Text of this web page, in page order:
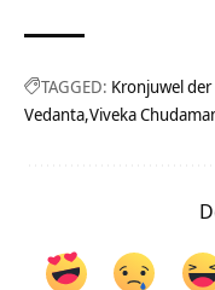
TAGGED: Kronjuwel
Vedanta Viveka